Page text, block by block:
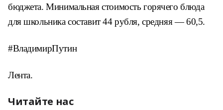
бюджета. Минимальная стоимость горячего блюда
для школьника составит 44 рубля, средняя — 60,5.
#ВладимирПутин
Лента.
Читайте нас